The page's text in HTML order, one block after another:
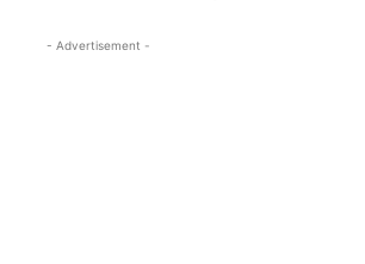
- Advertisement -